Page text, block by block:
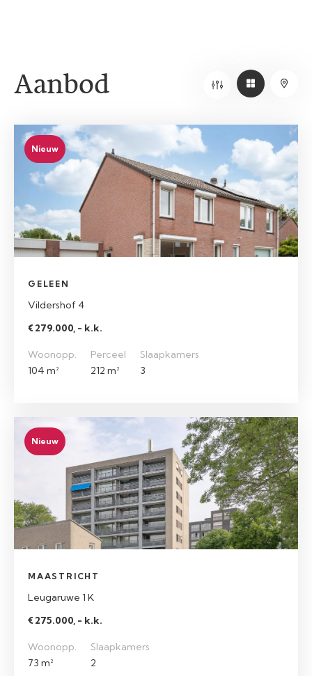
Aanbod
Nieuw
GELEEN
Vildershof 4
€ 279.000, - k.k.
Woonopp.
104 m²
Perceel
212 m²
Slaapkamers
3
Nieuw
MAASTRICHT
Leugaruwe 1 K
€ 275.000, - k.k.
Woonopp.
73 m²
Slaapkamers
2